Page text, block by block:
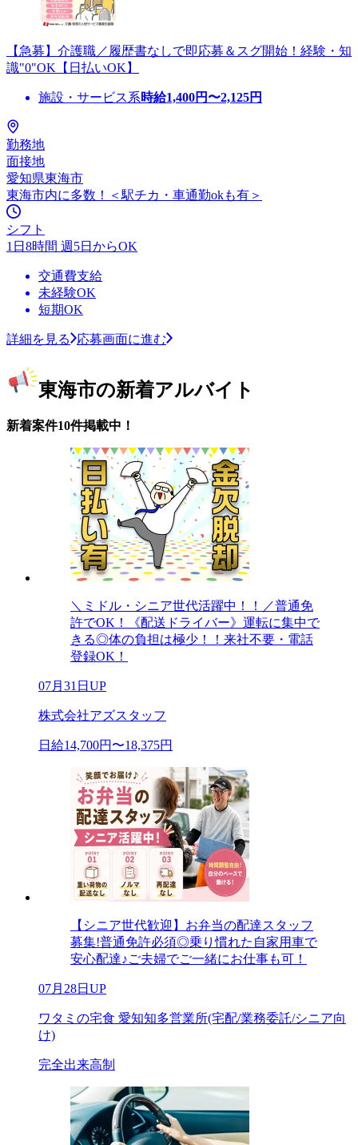
【急募】介護職／履歴書なしで即応募＆スグ開始！経験・知
識"0"OK【日払いOK】
施設・サービス系時給1,400円〜2,125円
勤務地
面接地
愛知県東海市
東海市内に多数！＜駅チカ・車通勤okも有＞
シフト
1日8時間 週5日からOK
交通費支給
未経験OK
短期OK
詳細を見る 応募画面に進む
東海市の新着アルバイト
新着案件10件掲載中！
＼ミドル・シニア世代活躍中！！／普通免
許でOK！《配送ドライバー》運転に集中で
きる◎体の負担は極少！！来社不要・電話
登録OK！
07月31日UP
株式会社アズスタッフ
日給14,700円〜18,375円
【シニア世代歓迎】お弁当の配達スタッフ
募集!普通免許必須◎乗り慣れた自家用車で
安心配達♪ご夫婦でご一緒にお仕事も可！
07月28日UP
ワタミの宅食 愛知知多営業所(宅配/業務委託/シニア向
け)
完全出来高制